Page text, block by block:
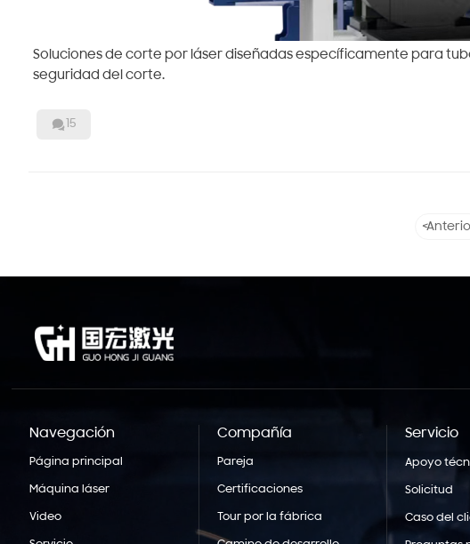
Soluciones de corte por láser diseñadas específicamente para
seguridad del corte.
 15
<
Navegación
Página principal
Máquina láser
Video
Compañía
Pareja
Certificaciones
Tour por la fábrica
Servicio
Apoyo
Solicitud
Caso del